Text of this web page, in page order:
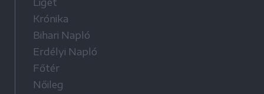
Liget
Krónika
Bihari Napló
Erdélyi Napló
Főtér
Nőileg